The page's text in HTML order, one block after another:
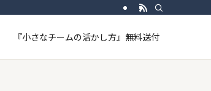
『小さなチームの活かし方』無料送付